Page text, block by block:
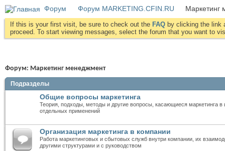
Форум Форум MARKETING.CFIN.RU Маркетинг
If this is your first visit, be sure to check out the FAQ by clicking the link
proceed. To start viewing messages, select the forum that you want to
Форум: Маркетинг менеджмент
Подразделы
Общие вопросы маркетинга
Теория, подходы, методы и другие вопросы, касающиеся маркетинга в
отдельных применений
Организация маркетинга в компании
Работа маркетинговых и сбытовых служб внутри компании, их
другими структурами и с руководством